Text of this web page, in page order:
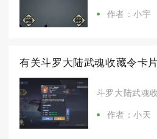
作者：小宇
有关斗罗大陆武魂收藏令卡
斗罗大陆武魂
作者：小天